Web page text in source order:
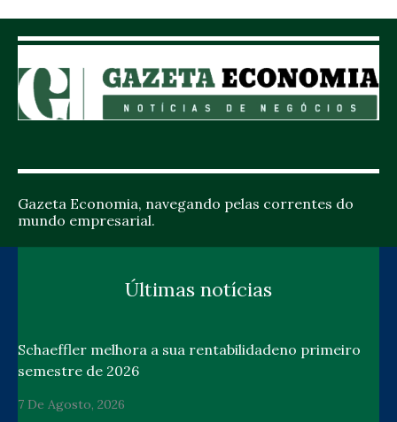
Gazeta Economia, navegando pelas correntes do
mundo empresarial.
Últimas notícias
Schaeffler melhora a sua rentabilidadeno primeiro
semestre de 2026
7 De Agosto, 2026